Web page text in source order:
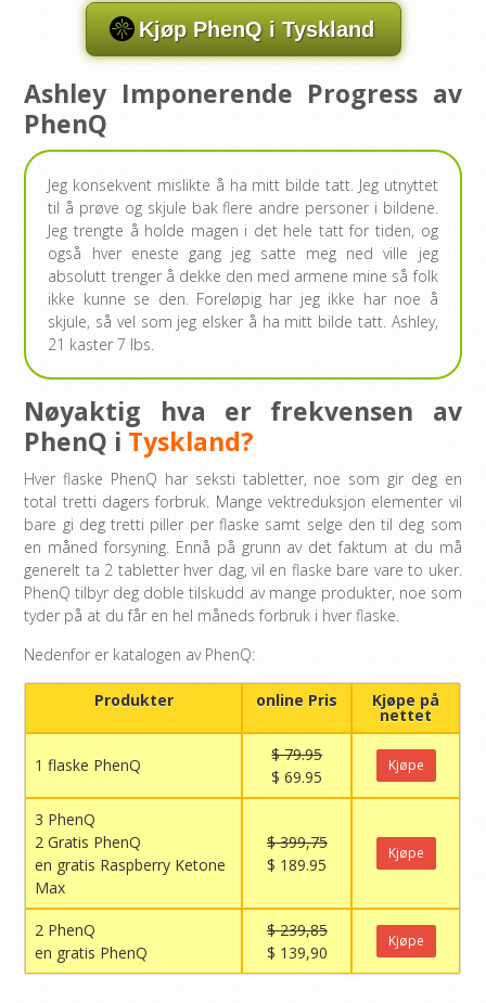
Kjøp PhenQ i Tyskland
Ashley Imponerende Progress av
PhenQ
Jeg konsekvent mislikte å ha mitt bilde tatt. Jeg utnyttet
til å prøve og skjule bak flere andre personer i bildene.
Jeg trengte å holde magen i det hele tatt for tiden, og
også hver eneste gang jeg satte meg ned ville jeg
absolutt trenger å dekke den med armene mine så folk
ikke kunne se den. Foreløpig har jeg ikke har noe å
skjule, så vel som jeg elsker å ha mitt bilde tatt. Ashley,
21 kaster 7 lbs.
Nøyaktig hva er frekvensen av
PhenQ i Tyskland?
Hver flaske PhenQ har seksti tabletter, noe som gir deg en
total tretti dagers forbruk. Mange vektreduksjon elementer vil
bare gi deg tretti piller per flaske samt selge den til deg som
en måned forsyning. Ennå på grunn av det faktum at du må
generelt ta 2 tabletter hver dag, vil en flaske bare vare to uker.
PhenQ tilbyr deg doble tilskudd av mange produkter, noe som
tyder på at du får en hel måneds forbruk i hver flaske.
Nedenfor er katalogen av PhenQ:
Produkter online Pris Kjøpe på
nettet
1 flaske PhenQ
$ 79.95
$ 69.95
Kjøpe
3 PhenQ
2 Gratis PhenQ
en gratis Raspberry Ketone
Max
$ 399,75
$ 189.95
Kjøpe
2 PhenQ
en gratis PhenQ
$ 239,85
$ 139,90
Kjøpe